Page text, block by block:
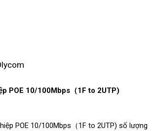
POE 10/100Mbps（1F to 2UTP)
POE 10/100Mbps（1F to 2UTP) số lượng